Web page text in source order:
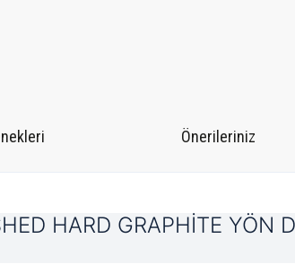
Önerileriniz
HARD GRAPHİTE YÖN